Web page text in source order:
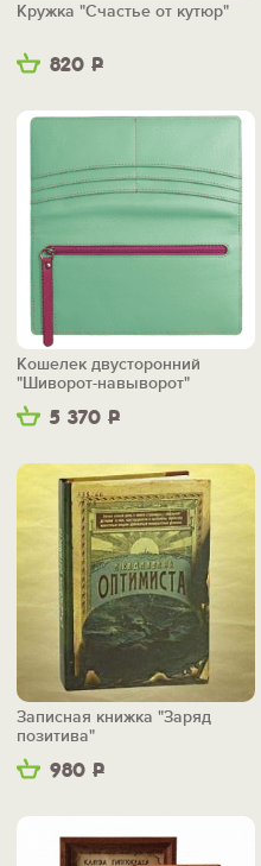
820 Р
Кружка "Счастье от кутюр"
5 370 Р
Кошелек двусторонний
"Шиворот-навыворот"
980 Р
Записная книжка "Заряд
позитива"